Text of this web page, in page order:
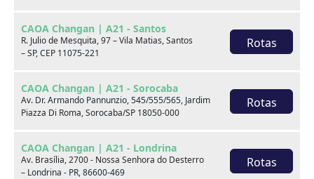
CAOA Changan | A21 - Santos
R. Julio de Mesquita, 97 – Vila Matias, Santos
– SP, CEP 11075-221
Rotas
CAOA Changan | A21 - Sorocaba
Av. Dr. Armando Pannunzio, 545/555/565, Jardim
Piazza Di Roma, Sorocaba/SP 18050-000
Rotas
CAOA Changan | A21 - Londrina
Av. Brasília, 2700 - Nossa Senhora do Desterro
– Londrina - PR, 86600-469
Rotas